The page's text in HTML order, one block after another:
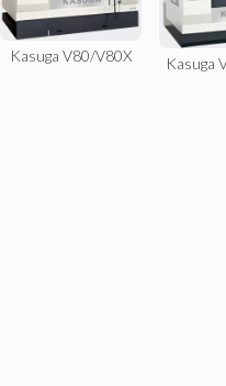
Kasuga V80/V80X Kasuga